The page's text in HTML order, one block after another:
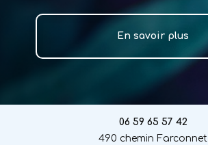
En savoir plus
06 59 65 57 42
490 chemin Farconnet